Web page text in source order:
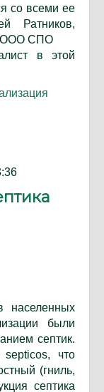
со всеми ее
Ратников,
ООО СПО
в этой
были
септик.
septicos, что
(гниль,
септика